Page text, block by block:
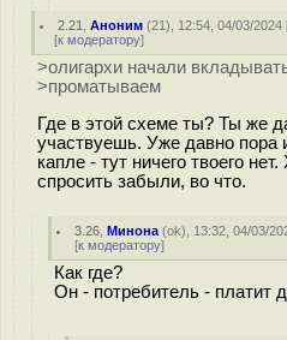
2.21 ,Аноним (21), 12:54, 04/03/2024
[к модератору]
>олигархи начали
>проматываем
Где в этой схеме ты? Ты же
участвуешь. Уже давно пора
капле - тут ничего твоего
спросить забыли, во что.
3.26 ,Минона (ok), 13:32, 04/03/
[к модератору]
Как где?
Он - потребитель - платит